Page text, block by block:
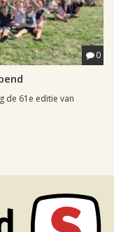
0
de 61e editie van